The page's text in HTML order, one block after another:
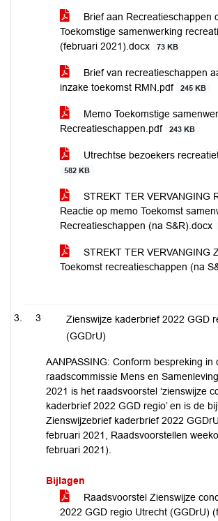
Brief aan Recreatieschappen
Toekomstige samenwerking
(februari 2021).docx
73 KB
Brief van recreatieschappen
inzake toekomst RMN.pdf
245 KB
Memo Toekomstige
Recreatieschappen.pdf
243 KB
Utrechtse bezoekers
582 KB
STREKT TER VERVANGING
Reactie op memo Toekomst
Recreatieschappen (na S&R).docx
STREKT TER VERVANGING
Toekomst recreatieschappen (na
3
Zienswijze kaderbrief 2022 GGD
(GGDrU)
AANPASSING: Conform bespreking in
raadscommissie Mens en
2021 is het raadsvoorstel ‘zienswijze
kaderbrief 2022 GGD regio’ en is de
Zienswijzebrief kaderbrief 2022
februari 2021, Raadsvoorstellen
februari 2021).
Bijlagen
Raadsvoorstel Zienswijze
2022 GGD regio Utrecht (GGDrU)